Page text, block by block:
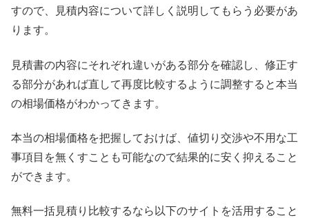
すので、見積内容について詳しく説明してもらう必要があ
ります。
見積書の内容にそれぞれ違いがある部分を確認し、修正す
る部分があれば直して再度比較するように調整すると本当
の相場価格がわかってきます。
本当の相場価格を把握しておけば、値切り交渉や不用な工
事項目を無くすことも可能なので結果的に安く抑えること
ができます。
無料一括見積り比較するなら以下のサイトを活用すること